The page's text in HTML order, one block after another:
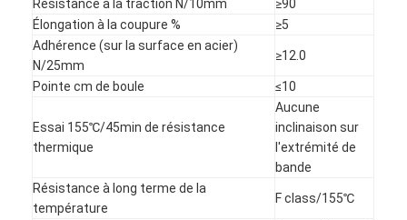
Bande de tissu en verre de papier d'aluminium
L'aluminium a fait face au papier d'emballage
Tissu de fibre de verre de papier d'aluminium
Bande de canevas d'aluminium
Ruban adhésif dégrossi par double
Résistance à la traction N/10mm
≥90
Élongation à la coupure %
≥5
Adhérence (sur la surface en acier)
N/25mm
≥12.0
Pointe cm de boule ≤10
Essai 155℃/45min de résistance
thermique
Aucune
inclinaison sur
l'extrémité de
bande
Résistance à long terme de la
température
F class/155℃